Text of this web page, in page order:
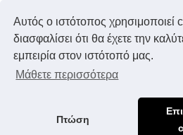
Αυτός ο ιστότοπος χρησιμοποιεί
διασφαλίσει ότι θα έχετε την
εμπειρία στον ιστότοπό μας.
Μάθετε περισσότερα
Πτώση